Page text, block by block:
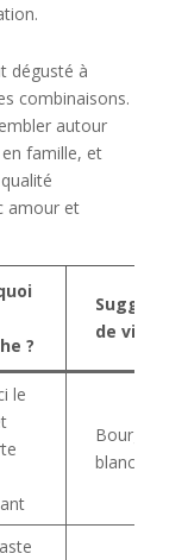
dégusté à
combinaisons.
autour
famille, et
amour et
?
de vin 🍷
le
Bourgogne
blanc